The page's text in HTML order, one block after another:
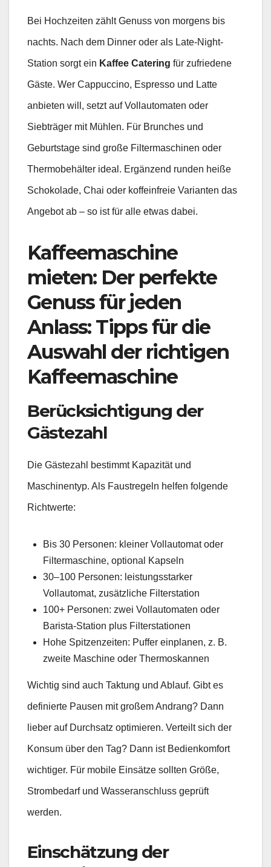
Bei Hochzeiten zählt Genuss von morgens bis
nachts. Nach dem Dinner oder als Late-Night-
Station sorgt ein Kaffee Catering für zufriedene
Gäste. Wer Cappuccino, Espresso und Latte
anbieten will, setzt auf Vollautomaten oder
Siebträger mit Mühlen. Für Brunches und
Geburtstage sind große Filtermaschinen oder
Thermobehälter ideal. Ergänzend runden heiße
Schokolade, Chai oder koffeinfreie Varianten das
Angebot ab – so ist für alle etwas dabei.
Kaffeemaschine
mieten: Der perfekte
Genuss für jeden
Anlass: Tipps für die
Auswahl der richtigen
Kaffeemaschine
Berücksichtigung der
Gästezahl
Die Gästezahl bestimmt Kapazität und
Maschinentyp. Als Faustregeln helfen folgende
Richtwerte:
Bis 30 Personen: kleiner Vollautomat oder
Filtermaschine, optional Kapseln
30–100 Personen: leistungsstarker
Vollautomat, zusätzliche Filterstation
100+ Personen: zwei Vollautomaten oder
Barista-Station plus Filterstationen
Hohe Spitzenzeiten: Puffer einplanen, z. B.
zweite Maschine oder Thermoskannen
Wichtig sind auch Taktung und Ablauf. Gibt es
definierte Pausen mit großem Andrang? Dann
lieber auf Durchsatz optimieren. Verteilt sich der
Konsum über den Tag? Dann ist Bedienkomfort
wichtiger. Für mobile Einsätze sollten Größe,
Strombedarf und Wasseranschluss geprüft
werden.
Einschätzung der